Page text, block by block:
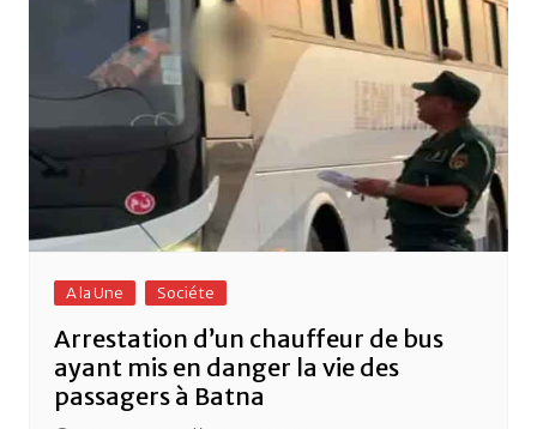
A la Une Sociéte
Arrestation d’un chauffeur de bus
ayant mis en danger la vie des
passagers à Batna